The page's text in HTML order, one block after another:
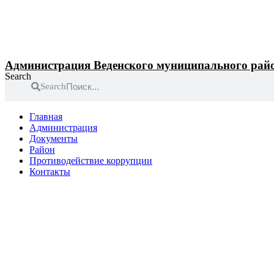
Администрация Веденского муниципального
Search
Search
Главная
Администрация
Документы
Район
Противодействие коррупции
Контакты